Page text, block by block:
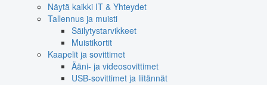
Näytä kaikki IT & Yhteydet
Tallennus ja muisti
Säilytystarvikkeet
Muistikortit
Kaapelit ja sovittimet
Ääni- ja videosovittimet
USB-sovittimet ja liitännät